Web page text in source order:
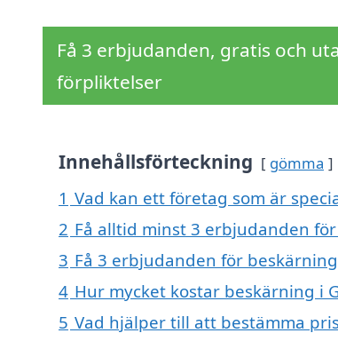
Få 3 erbjudanden, gratis och
förpliktelser
Innehållsförteckning gömma
1 Vad kan ett företag som är
2 Få alltid minst 3 erbjudanden
3 Få 3 erbjudanden för
4 Hur mycket kostar beskärning i
5 Vad hjälper till att bestämma